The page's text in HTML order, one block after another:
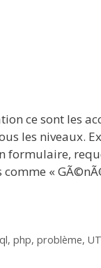
ce sont les
les niveaux.
formulaire,
comme «
, php, problème,